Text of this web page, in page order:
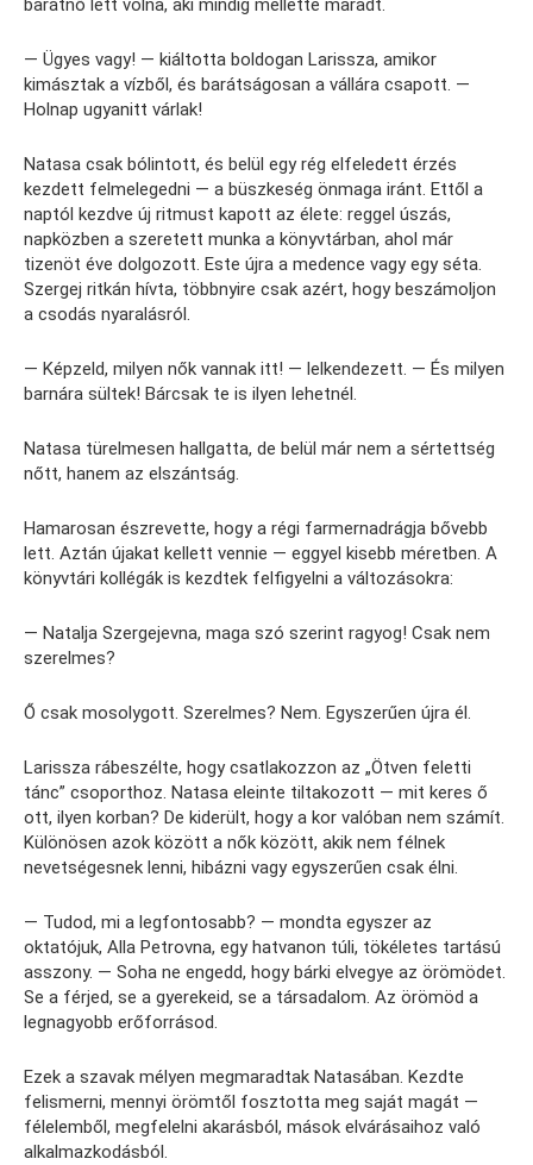
barátnő lett volna, aki mindig mellette maradt.
— Ügyes vagy! — kiáltotta boldogan Larissza, amikor
kimásztak a vízből, és barátságosan a vállára csapott. —
Holnap ugyanitt várlak!
Natasa csak bólintott, és belül egy rég elfeledett érzés
kezdett felmelegedni — a büszkeség önmaga iránt. Ettől a
naptól kezdve új ritmust kapott az élete: reggel úszás,
napközben a szeretett munka a könyvtárban, ahol már
tizenöt éve dolgozott. Este újra a medence vagy egy séta.
Szergej ritkán hívta, többnyire csak azért, hogy beszámoljon
a csodás nyaralásról.
— Képzeld, milyen nők vannak itt! — lelkendezett. — És milyen
barnára sültek! Bárcsak te is ilyen lehetnél.
Natasa türelmesen hallgatta, de belül már nem a sértettség
nőtt, hanem az elszántság.
Hamarosan észrevette, hogy a régi farmernadrágja bővebb
lett. Aztán újakat kellett vennie — eggyel kisebb méretben. A
könyvtári kollégák is kezdtek felfigyelni a változásokra:
— Natalja Szergejevna, maga szó szerint ragyog! Csak nem
szerelmes?
Ő csak mosolygott. Szerelmes? Nem. Egyszerűen újra él.
Larissza rábeszélte, hogy csatlakozzon az „Ötven feletti
tánc” csoporthoz. Natasa eleinte tiltakozott — mit keres ő
ott, ilyen korban? De kiderült, hogy a kor valóban nem számít.
Különösen azok között a nők között, akik nem félnek
nevetségesnek lenni, hibázni vagy egyszerűen csak élni.
— Tudod, mi a legfontosabb? — mondta egyszer az
oktatójuk, Alla Petrovna, egy hatvanon túli, tökéletes tartású
asszony. — Soha ne engedd, hogy bárki elvegye az örömödet.
Se a férjed, se a gyerekeid, se a társadalom. Az örömöd a
legnagyobb erőforrásod.
Ezek a szavak mélyen megmaradtak Natasában. Kezdte
felismerni, mennyi örömtől fosztotta meg saját magát —
félelemből, megfelelni akarásból, mások elvárásaihoz való
alkalmazkodásból.